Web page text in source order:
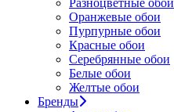
Разноцветные обои
Оранжевые обои
Пурпурные обои
Красные обои
Серебрянные обои
Белые обои
Желтые обои
Бренды